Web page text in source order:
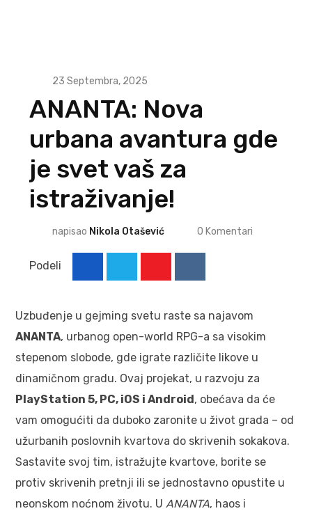
23 Septembra, 2025
ANANTA: Nova
urbana avantura gde
je svet vaš za
istraživanje!
napisao Nikola Otašević 0 Komentari
Podeli
Uzbuđenje u gejming svetu raste sa najavom
ANANTA, urbanog open-world RPG-a sa visokim
stepenom slobode, gde igrate različite likove u
dinamičnom gradu. Ovaj projekat, u razvoju za
PlayStation 5, PC, iOS i Android, obećava da će
vam omogućiti da duboko zaronite u život grada – od
užurbanih poslovnih kvartova do skrivenih sokakova.
Sastavite svoj tim, istražujte kvartove, borite se
protiv skrivenih pretnji ili se jednostavno opustite u
neonskom noćnom životu. U ANANTA, haos i